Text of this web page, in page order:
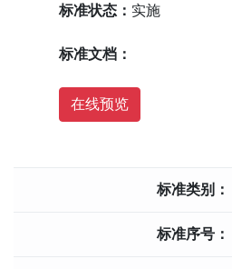
标准状态： 实施
标准文档：
在线预览
标准类别：
标准序号：